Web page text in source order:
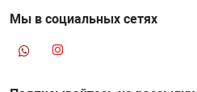
Мы в социальных сетях